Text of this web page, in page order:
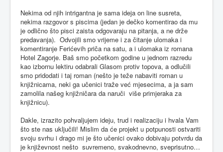
Nekima od njih intrigantna je sama ideja on line susreta,
nekima razgovor s piscima (jedan je dečko komentirao da mu
je odlično što pisci zaista odgovaraju na pitanja, a ne drže
predavanja). Odvojili smo vrijeme i za čitanje ulomaka i
komentiranje Ferićevih priča na satu, a i ulomaka iz romana
Hotel Zagorje. Baš smo početkom godine u jednom razredu
kao izbornu lektiru odabrali Glasom protiv topova, a odlučili
smo pridodati i taj roman (nešto je teže nabaviti roman u
knjižnicama, neki ga učenici traže već mjesecima, a ja sam
zamolila našeg knjižničara da naruči više primjeraka za
knjižnicu).
Dakle, izrazito pohvaljujem ideju, trud i realizaciju i hvala Vam
što ste nas uključili! Mislim da će projekt u potpunosti ostvariti
svoju svrhu i drago mi je što učenici ovako dobivaju potvrdu da
je književnost nešto suvremeno, svakodnevno, sveprisutno…